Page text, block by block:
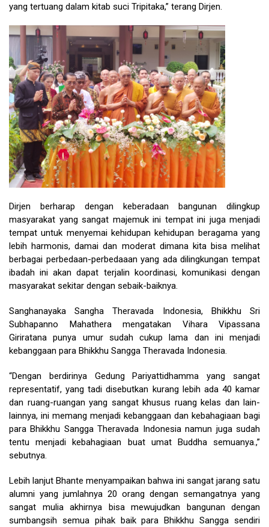
yang tertuang dalam kitab suci Tripitaka,” terang Dirjen.
Dirjen berharap dengan keberadaan bangunan dilingkup
masyarakat yang sangat majemuk ini tempat ini juga menjadi
tempat untuk menyemai kehidupan kehidupan beragama yang
lebih harmonis, damai dan moderat dimana kita bisa melihat
berbagai perbedaan-perbedaaan yang ada dilingkungan tempat
ibadah ini akan dapat terjalin koordinasi, komunikasi dengan
masyarakat sekitar dengan sebaik-baiknya.
Sanghanayaka Sangha Theravada Indonesia, Bhikkhu Sri
Subhapanno Mahathera mengatakan Vihara Vipassana
Giriratana punya umur sudah cukup lama dan ini menjadi
kebanggaan para Bhikkhu Sangga Theravada Indonesia.
“Dengan berdirinya Gedung Pariyattidhamma yang sangat
representatif, yang tadi disebutkan kurang lebih ada 40 kamar
dan ruang-ruangan yang sangat khusus ruang kelas dan lain-
lainnya, ini memang menjadi kebanggaan dan kebahagiaan bagi
para Bhikkhu Sangga Theravada Indonesia namun juga sudah
tentu menjadi kebahagiaan buat umat Buddha semuanya.,”
sebutnya.
Lebih lanjut Bhante menyampaikan bahwa ini sangat jarang satu
alumni yang jumlahnya 20 orang dengan semangatnya yang
sangat mulia akhirnya bisa mewujudkan bangunan dengan
sumbangsih semua pihak baik para Bhikkhu Sangga sendiri